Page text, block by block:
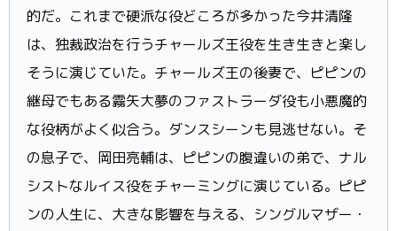
的だ。これまで硬派な役どころが多かった今井清隆
は、独裁政治を行うチャールズ王役を生き生きと楽し
そうに演じていた。チャールズ王の後妻で、ピピンの
継母でもある霧矢大夢のファストラーダ役も小悪魔的
な役柄がよく似合う。ダンスシーンも見逃せない。そ
の息子で、岡田亮輔は、ピピンの腹違いの弟で、ナル
シストなルイス役をチャーミングに演じている。ピピ
ンの人生に、大きな影響を与える、シングルマザー・